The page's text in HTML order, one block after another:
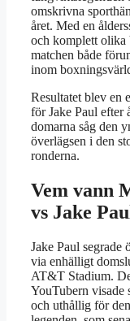
omskrivna
året. Med en
och komplett olika
matchen både
inom
Resultatet blev en
för Jake Paul efter
domarna såg den
överlägsen i den
ronderna.
Vem vann
vs Jake
Jake Paul segrade
via enhälligt
AT&T Stadium.
YouTubern visade
och uthållig för